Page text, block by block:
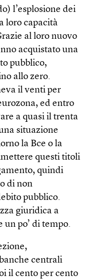
l’esplosione dei
loro capacità
al loro nuovo
acquistato una
pubblico,
allo zero.
il venti per
ed entro
a quasi il trenta
situazione
la Bce o la
questi titoli
quindi
di non
pubblico.
giuridica a
un po’ di tempo.
centrali
il cento per cento